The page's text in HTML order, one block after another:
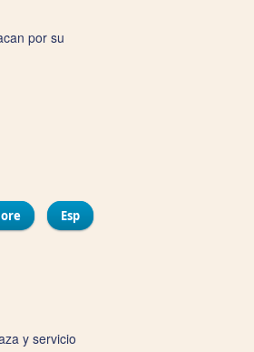
por su
about Bar Los Camino
Esp
y servicio